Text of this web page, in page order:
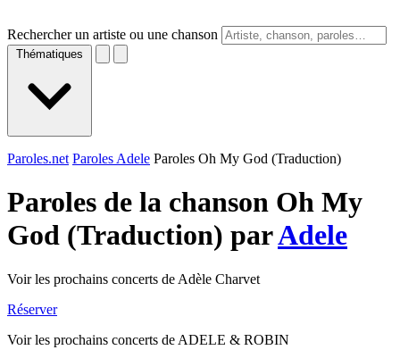
Rechercher un artiste ou une chanson
Thématiques
Paroles.net Paroles Adele Paroles Oh My God (Traduction)
Paroles de la chanson Oh My
God (Traduction) parAdele
Voir les prochains concerts de Adèle Charvet
Réserver
Voir les prochains concerts de ADELE & ROBIN